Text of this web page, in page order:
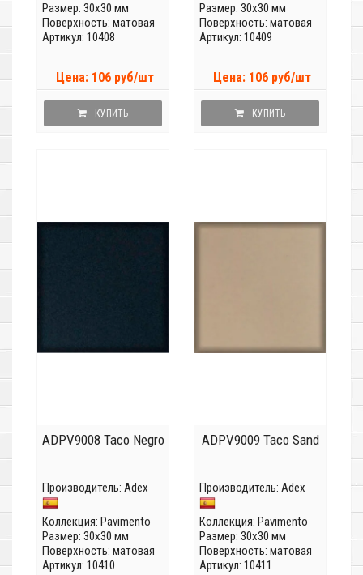
Размер: 30x30 мм
Поверхность: матовая
Артикул: 10408
Цена: 106 руб/шт
КУПИТЬ
Размер: 30x30 мм
Поверхность: матовая
Артикул: 10409
Цена: 106 руб/шт
КУПИТЬ
ADPV9008 Taco Negro
Производитель: Adex
Коллекция: Pavimento
Размер: 30x30 мм
Поверхность: матовая
Артикул: 10410
ADPV9009 Taco Sand
Производитель: Adex
Коллекция: Pavimento
Размер: 30x30 мм
Поверхность: матовая
Артикул: 10411